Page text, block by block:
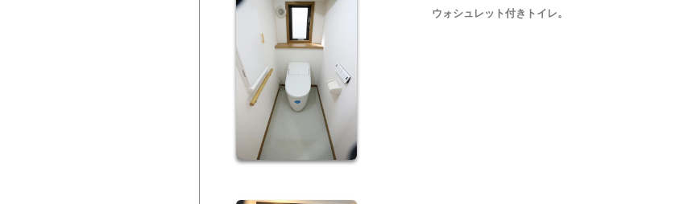
ウォシュレット付きトイレ。